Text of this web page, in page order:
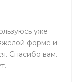
уже
форме и
Спасибо вам.